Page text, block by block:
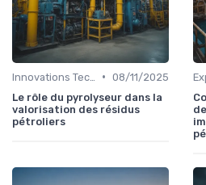
• 08/11/2025
Le rôle du pyrolyseur dans la
valorisation des résidus
pétroliers